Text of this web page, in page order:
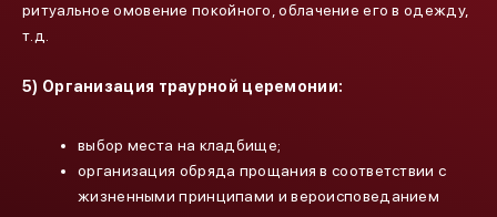
ритуальное омовение покойного, облачение его в одежду,
т.д.
5) Организация траурной церемонии:
выбор места на кладбище;
организация обряда прощания в соответствии с
жизненными принципами и вероисповеданием